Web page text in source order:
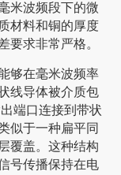
米波频段下的微
材料和铜的厚度
要求非常严格。
够在毫米波频率
线导体被介质包
端口连接到带状
似于一种扁平同
覆盖。这种结构
号传播保持在电